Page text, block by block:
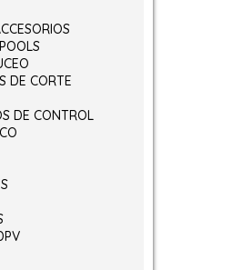
DE CORTE
DE CONTROL